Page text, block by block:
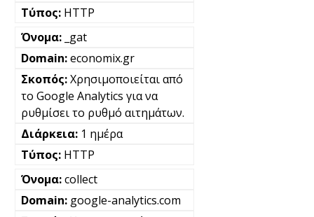
HTTP
_gat
economix.gr
Χρησιμοποιείται από
το Google Analytics για να
ρυθμίσει το ρυθμό αιτημάτων.
1 ημέρα
HTTP
collect
google-analytics.com